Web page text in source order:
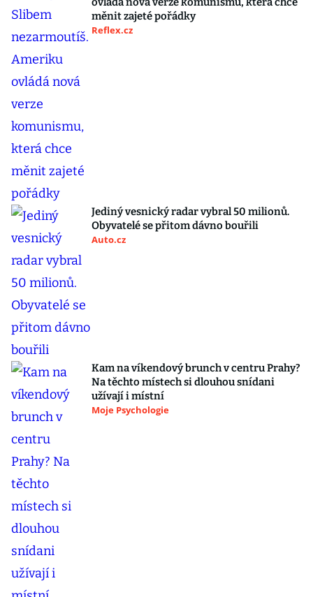
měnit zajeté pořádky
Reflex.cz
Jediný vesnický radar vybral 50 milionů.
Obyvatelé se přitom dávno bouřili
Auto.cz
Kam na víkendový brunch v centru Prahy?
Na těchto místech si dlouhou snídani
užívají i místní
Moje Psychologie